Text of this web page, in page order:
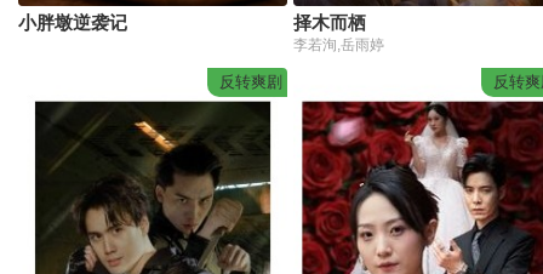
小胖墩逆袭记 择木而栖
李若洵,岳雨婷
反转爽剧 反转